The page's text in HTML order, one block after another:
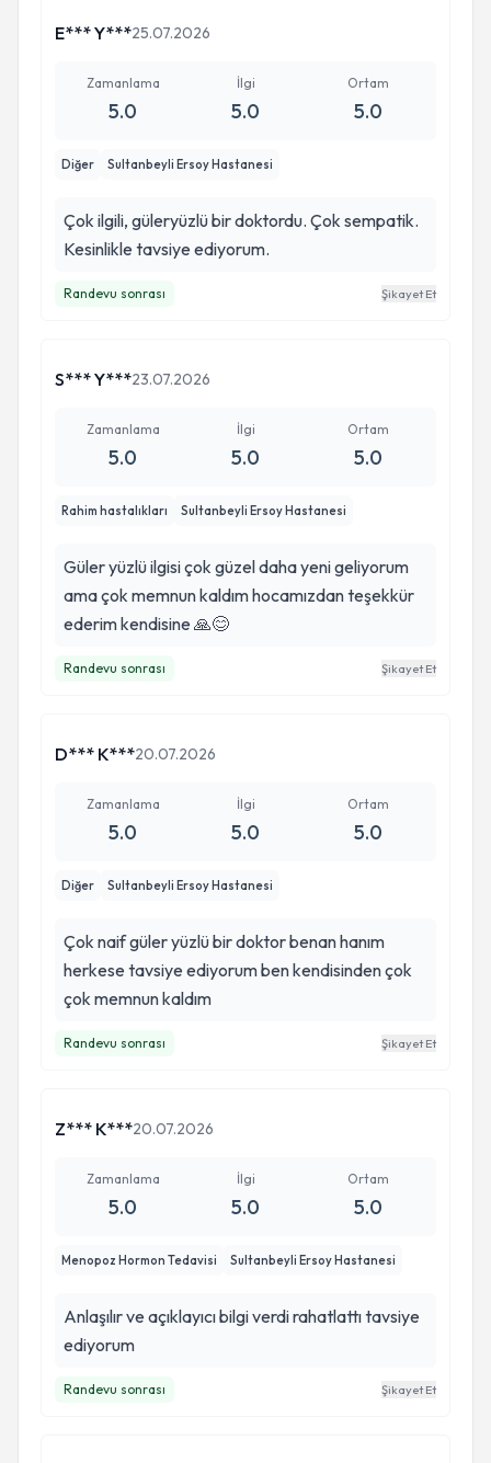
E*** Y***25.07.2026
Zamanlama
5.0
İlgi
5.0
Ortam
5.0
Diğer Sultanbeyli Ersoy Hastanesi
Çok ilgili, güleryüzlü bir doktordu. Çok sempatik.
Kesinlikle tavsiye ediyorum.
Randevu sonrası Şikayet Et
S*** Y***23.07.2026
Zamanlama
5.0
İlgi
5.0
Ortam
5.0
Rahim hastalıkları Sultanbeyli Ersoy Hastanesi
Güler yüzlü ilgisi çok güzel daha yeni geliyorum
ama çok memnun kaldım hocamızdan teşekkür
ederim kendisine 🙏😊
Randevu sonrası Şikayet Et
D*** K***20.07.2026
Zamanlama
5.0
İlgi
5.0
Ortam
5.0
Diğer Sultanbeyli Ersoy Hastanesi
Çok naif güler yüzlü bir doktor benan hanım
herkese tavsiye ediyorum ben kendisinden çok
çok memnun kaldım
Randevu sonrası Şikayet Et
Z*** K***20.07.2026
Zamanlama
5.0
İlgi
5.0
Ortam
5.0
Menopoz Hormon Tedavisi Sultanbeyli Ersoy Hastanesi
Anlaşılır ve açıklayıcı bilgi verdi rahatlattı tavsiye
ediyorum
Randevu sonrası Şikayet Et